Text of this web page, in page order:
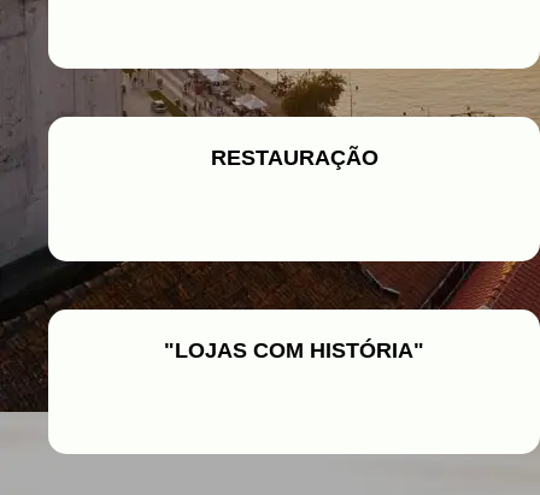
RESTAURAÇÃO
"LOJAS COM HISTÓRIA"